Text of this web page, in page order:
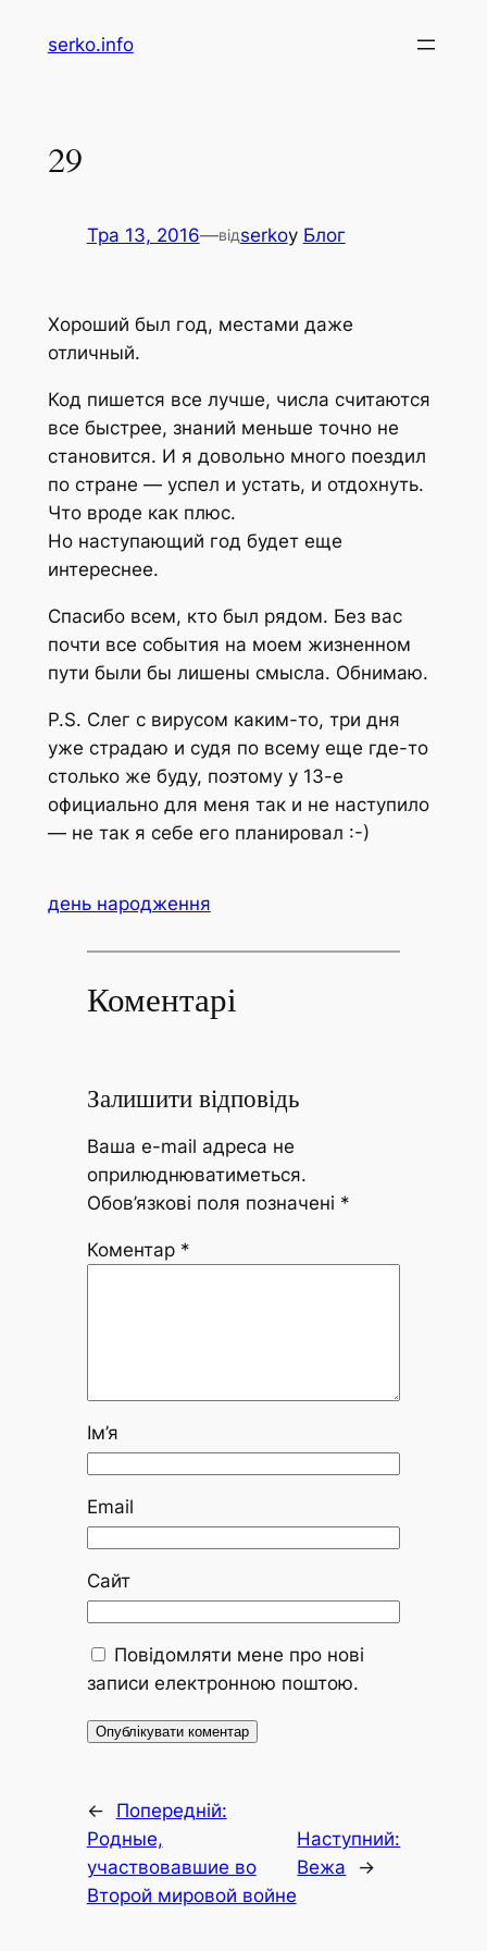
serko.info
29
Тра 13, 2016—відserkoу Блог
Хороший был год, местами даже
отличный.
Код пишется все лучше, числа считаются
все быстрее, знаний меньше точно не
становится. И я довольно много поездил
по стране — успел и устать, и отдохнуть.
Что вроде как плюс.
Но наступающий год будет еще
интереснее.
Спасибо всем, кто был рядом. Без вас
почти все события на моем жизненном
пути были бы лишены смысла. Обнимаю.
P.S. Слег с вирусом каким-то, три дня
уже страдаю и судя по всему еще где-то
столько же буду, поэтому у 13-е
официально для меня так и не наступило
— не так я себе его планировал :-)
день народження
Коментарі
Залишити відповідь
Ваша e-mail адреса не
оприлюднюватиметься.
Обов’язкові поля позначені *
Коментар *
Ім’я
Email
Сайт
Повідомляти мене про нові
записи електронною поштою.
←
Попередній:
Родные,
участвовавшие во
Второй мировой войне
Наступний:
Вежа
→